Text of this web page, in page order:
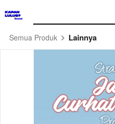
Semua Produk Lainnya